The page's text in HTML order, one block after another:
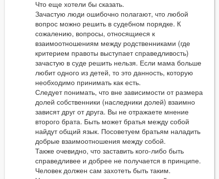
Что еще хотели бы сказать.
Зачастую люди ошибочно полагают, что любой
вопрос можно решить в судебном порядке. К
сожалению, вопросы, относящиеся к
взаимоотношениям между родственниками (где
критерием правоты выступает справедливость)
зачастую в суде решить нельзя. Если мама больше
любит одного из детей, то это данность, которую
необходимо принимать как есть.
Следует понимать, что вне зависимости от размера
долей собственники (наследники долей) взаимно
зависят друг от друга. Вы не отражаете мнение
второго брата. Быть может братья между собой
найдут общий язык. Посоветуем братьям наладить
добрые взаимоотношения между собой.
Также очевидно, что заставить кого-либо быть
справедливее и добрее не получается в принципе.
Человек должен сам захотеть быть таким.